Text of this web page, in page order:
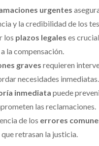
urgentes
y la credibilidad de los
los plazos legales es
la compensación.
graves requieren
necesidades inmediatas.
inmediata puede
las reclamaciones.
de los errores
retrasan la justicia.